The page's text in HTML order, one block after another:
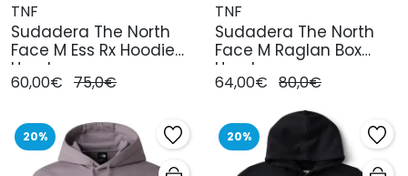
TNF
Sudadera The North
Face M Ess Rx Hoodie
Hombre
60,00€ 75,0€
TNF
Sudadera The North
Face M Raglan Box
Hombre
64,00€ 80,0€
20% 20%